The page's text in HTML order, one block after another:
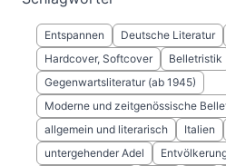
Entspannen Deutsche Literatur
Hardcover, Softcover
Belletristik
Gegenwartsliteratur (ab 1945)
Moderne und zeitgenössische
allgemein und literarisch
Italien
untergehender Adel